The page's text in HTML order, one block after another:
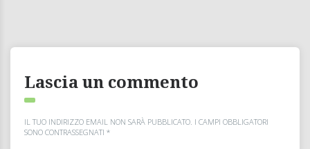
Lascia un commento
IL TUO INDIRIZZO EMAIL NON SARÀ PUBBLICATO. I CAMPI OBBLIGATORI
SONO CONTRASSEGNATI *